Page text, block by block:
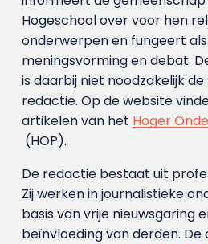
Hogeschool over voor hen
onderwerpen en fungeert
meningsvorming en debat.
is daarbij niet noodzakelijk
redactie. Op de website
artikelen van het Hoger
(HOP).
De redactie bestaat uit
Zij werken in journalistieke
basis van vrije nieuwsgaring
beïnvloeding van derden. De